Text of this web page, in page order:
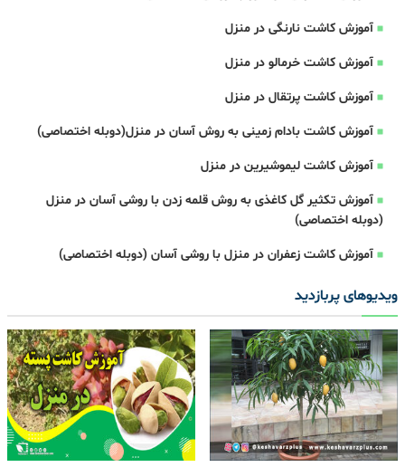
آموزش کاشت نارنگی در منزل
آموزش کاشت خرمالو در منزل
آموزش کاشت پرتقال در منزل
آموزش کاشت بادام زمینی به روش آسان در منزل(دوبله اختصاصی)
آموزش کاشت لیموشیرین در منزل
آموزش تکثیر گل کاغذی به روش قلمه زدن با روشی آسان در منزل
(دوبله اختصاصی)
آموزش کاشت زعفران در منزل با روشی آسان (دوبله اختصاصی)
ویدیوهای پربازدید